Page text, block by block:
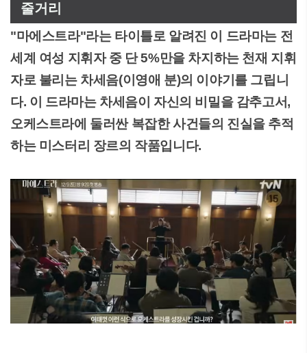
줄거리
"마에스트라"라는 타이틀로 알려진 이 드라마는 전
세계 여성 지휘자 중 단 5%만을 차지하는 천재 지휘
자로 불리는 차세음(이영애 분)의 이야기를 그립니
다. 이 드라마는 차세음이 자신의 비밀을 감추고서,
오케스트라에 둘러싼 복잡한 사건들의 진실을 추적
하는 미스터리 장르의 작품입니다.